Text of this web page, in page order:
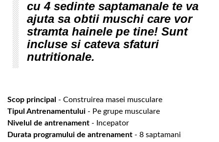
cu 4 sedinte saptamanale te va
ajuta sa obtii muschi care vor
stramta hainele pe tine! Sunt
incluse si cateva sfaturi
nutritionale.
Scop principal - Construirea masei musculare
Tipul Antrenamentului - Pe grupe musculare
Nivelul de antrenament - Incepator
Durata programului de antrenament - 8 saptamani